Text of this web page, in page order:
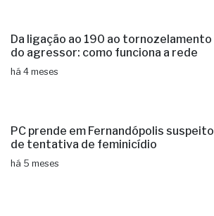
Da ligação ao 190 ao tornozelamento
do agressor: como funciona a rede
há 4 meses
PC prende em Fernandópolis suspeito
de tentativa de feminicídio
há 5 meses